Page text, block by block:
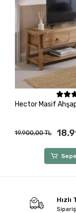
Hector Masif
19.900,00 TL
Hızlı